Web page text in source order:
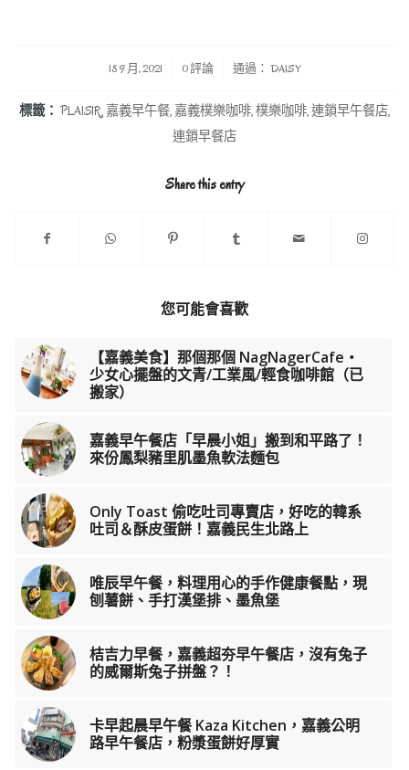
18 9 月, 2021
/ 0 評論 通過： DAISY
標籤： PLAISIR, 嘉義早午餐, 嘉義樸樂咖啡,樸樂咖啡,連鎖早午餐店,
連鎖早餐店
Share this entry
您可能會喜歡
【嘉義美食】那個那個 NagNagerCafe・
少女心擺盤的文青/工業風/輕食咖啡館（已
搬家）
嘉義早午餐店「早晨小姐」搬到和平路了！
來份鳳梨豬里肌墨魚軟法麵包
Only Toast 偷吃吐司專賣店，好吃的韓系
吐司＆酥皮蛋餅！嘉義民生北路上
唯辰早午餐，料理用心的手作健康餐點，現
刨薯餅、手打漢堡排、墨魚堡
桔吉力早餐，嘉義超夯早午餐店，沒有兔子
的威爾斯兔子拼盤？！
卡早起晨早午餐 Kaza Kitchen，嘉義公明
路早午餐店，粉漿蛋餅好厚實